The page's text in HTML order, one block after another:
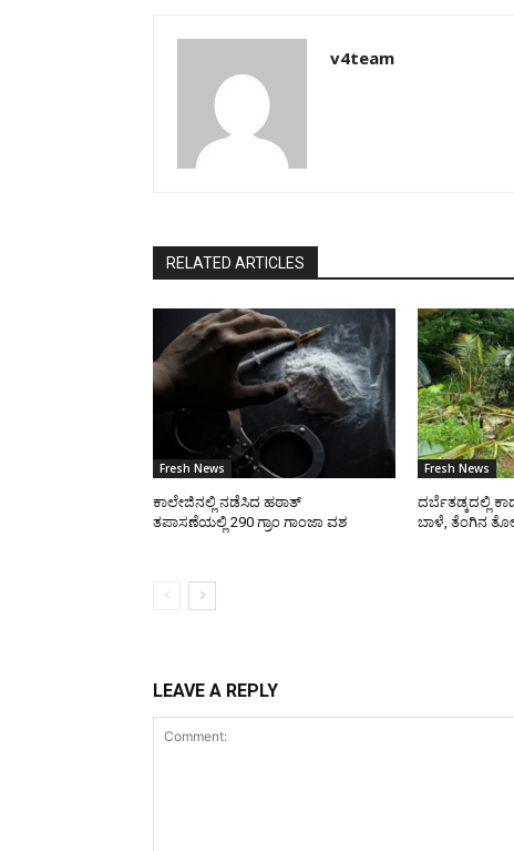
v4team
RELATED ARTICLES
Fresh News
ಕಾಲೇಜಿನಲ್ಲಿ ನಡೆಸಿದ ಹಠಾತ್
ತಪಾಸಣೆಯಲ್ಲಿ 290 ಗ್ರಾಂ ಗಾಂಜಾ ವಶ
Fresh News
ದರ್ಬೆತಡ್ಕದಲ್ಲಿ
ಬಾಳೆ, ತೆಂಗಿನ
LEAVE A REPLY